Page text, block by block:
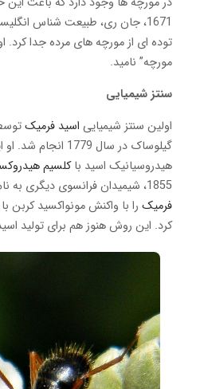
1671، جان ری، طبیعت شناس
توده ای از مورچه های مرده جدا کرد.
مورچه” نامید.
سنتز شیمیایی
اولین سنتز شیمیایی اسید فرمیک
گیلوساک در سال 1779 انجام شد.
او
هیدروسیانیک اسید باکلسیم
1855، شیمیدان فرانسوی دیگری به نام مارسلن برتولو
فرمیک را با واکنش مونواکسید کربن با
کرد. این روش هنوز هم برای تولید